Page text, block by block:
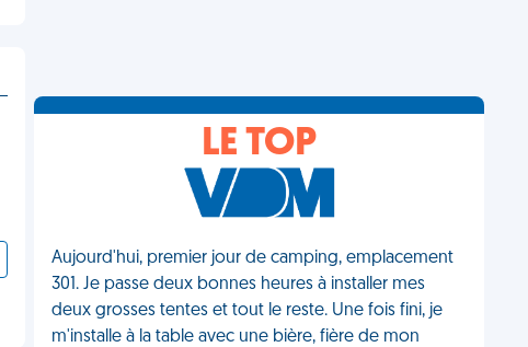
LE TOP
Aujourd'hui, premier jour de camping, emplacement
301. Je passe deux bonnes heures à installer mes
deux grosses tentes et tout le reste. Une fois fini, je
m'installe à la table avec une bière, fière de mon